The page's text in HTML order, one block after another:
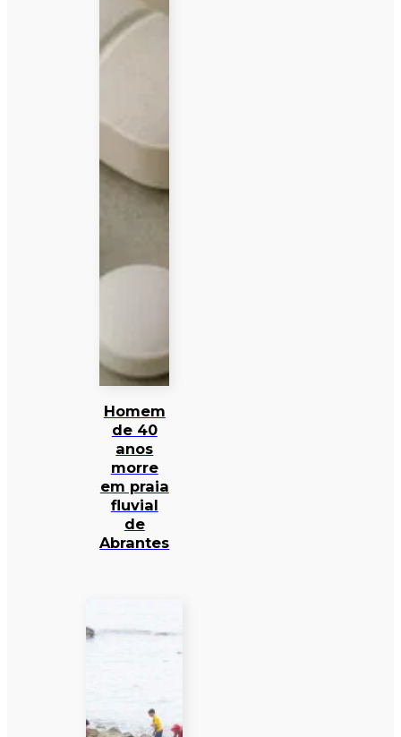
Homem
de 40
anos
morre
em praia
fluvial
de
Abrantes